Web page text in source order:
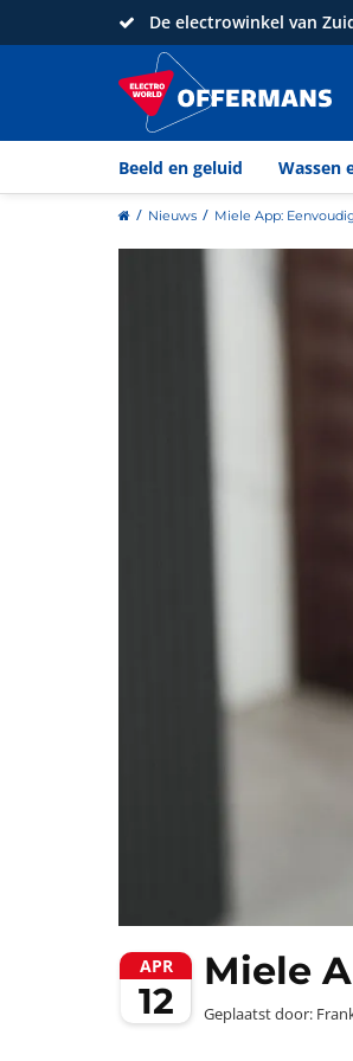
De electrowinkel van
Beeld en geluid Wassen
homeNieuws Miele App:
APR
12
Miele
Geplaatst door: